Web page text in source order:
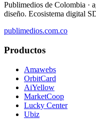
Publimedios de Colombia ·
diseño. Ecosistema digital
publimedios.com.co
Productos
Amawebs
OrbitCard
AiYellow
MarketCoop
Lucky Center
Ubiz